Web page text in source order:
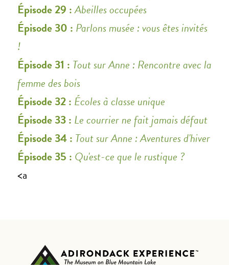
Épisode 29 :Abeilles occupées
Épisode 30 : Parlons musée : vous êtes invités
!
Épisode 31 : Tout sur Anne : Rencontre avec la
femme des bois
Épisode 32 : Écoles à classe unique
Épisode 33 : Le courrier ne fait jamais défaut
Épisode 34 : Tout sur Anne : Aventures d'hiver
Épisode 35 : Qu'est-ce que le rustique ?
<a